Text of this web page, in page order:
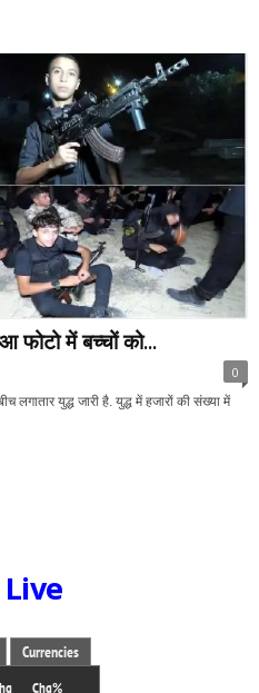
फोटो में बच्चों को...
0
युद्ध जारी है. युद्ध में हजारों की संख्या में